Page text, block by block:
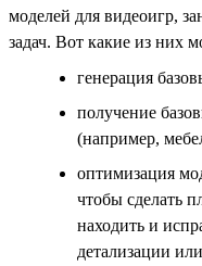
моделей для видеоигр,
задач. Вот какие из них
генерация
получение
(например,
оптимизация
чтобы сделать
находить и
детализации